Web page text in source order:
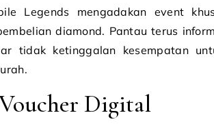
Legends mengadakan event
diamond. Pantau terus
tidak ketinggalan kesempatan
Digital